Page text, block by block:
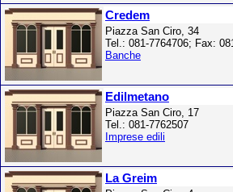
Credem
Piazza San Ciro, 34
Tel.: 081-7764706; Fax:
Banche
Edilmetano
Piazza San Ciro, 17
Tel.: 081-7762507
Imprese edili
La Greim